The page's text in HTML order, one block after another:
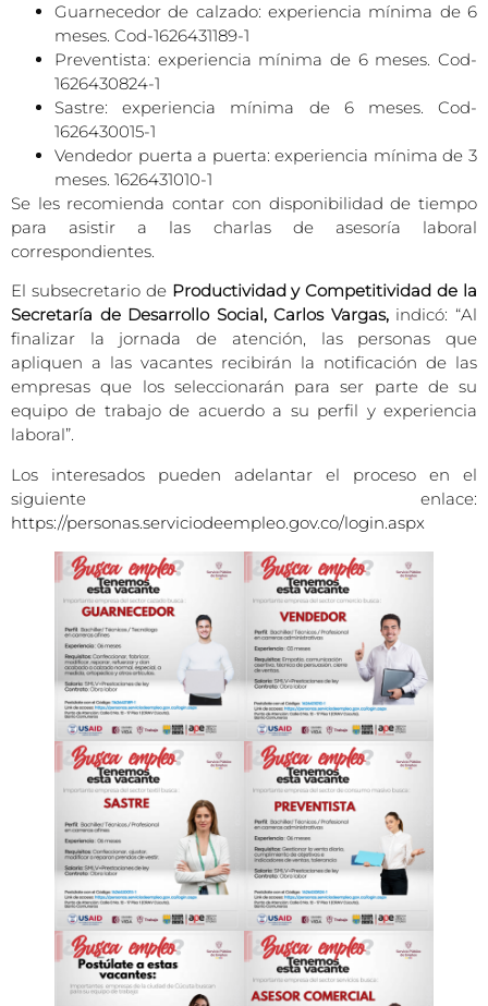
Guarnecedor de calzado: experiencia mínima de 6
meses. Cod-1626431189-1
Preventista: experiencia mínima de 6 meses. Cod-
1626430824-1
Sastre: experiencia mínima de 6 meses. Cod-
1626430015-1
Vendedor puerta a puerta: experiencia mínima de 3
meses. 1626431010-1
Se les recomienda contar con disponibilidad de tiempo
para asistir a las charlas de asesoría laboral
correspondientes.
El subsecretario de Productividad y Competitividad de la
Secretaría de Desarrollo Social, Carlos Vargas, indicó: “Al
finalizar la jornada de atención, las personas que
apliquen a las vacantes recibirán la notificación de las
empresas que los seleccionarán para ser parte de su
equipo de trabajo de acuerdo a su perfil y experiencia
laboral”.
Los interesados pueden adelantar el proceso en el
siguiente enlace:
https://personas.serviciodeempleo.gov.co/login.aspx